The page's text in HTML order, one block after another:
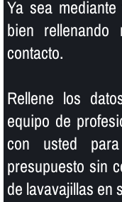
Ya sea
bien rellenando
contacto.
Rellene los
equipo de
con usted
presupuesto sin
de lavavajillas en